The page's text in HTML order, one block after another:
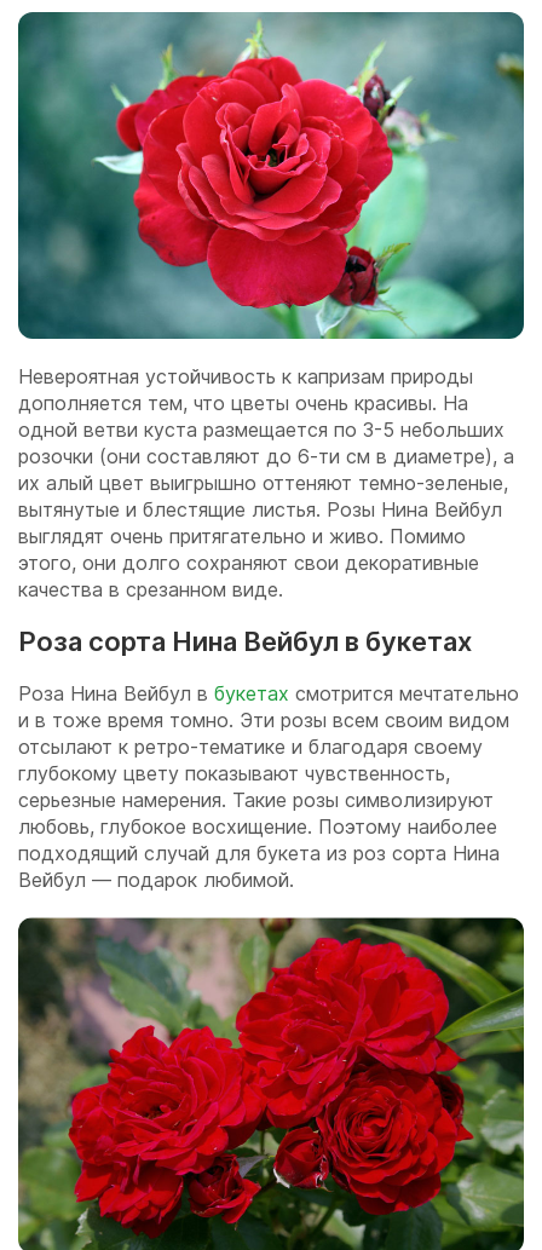
Невероятная устойчивость к капризам природы
дополняется тем, что цветы очень красивы. На
одной ветви куста размещается по 3-5 небольших
розочки (они составляют до 6-ти см в диаметре), а
их алый цвет выигрышно оттеняют темно-зеленые,
вытянутые и блестящие листья. Розы Нина Вейбул
выглядят очень притягательно и живо. Помимо
этого, они долго сохраняют свои декоративные
качества в срезанном виде.
Роза сорта Нина Вейбул в букетах
Роза Нина Вейбул в букетах смотрится мечтательно
и в тоже время томно. Эти розы всем своим видом
отсылают к ретро-тематике и благодаря своему
глубокому цвету показывают чувственность,
серьезные намерения. Такие розы символизируют
любовь, глубокое восхищение. Поэтому наиболее
подходящий случай для букета из роз сорта Нина
Вейбул — подарок любимой.